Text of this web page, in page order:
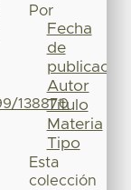
138870
Por
Fecha
de
publicación
Autor
Título
Materia
Tipo
Esta
colección